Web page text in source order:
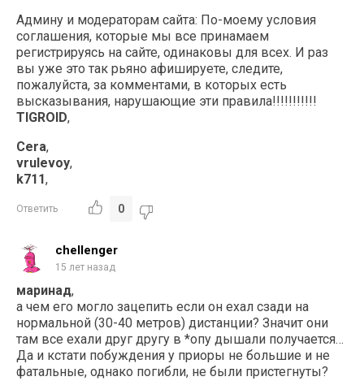
Админу и модераторам сайта: По-моему условия
соглашения, которые мы все принамаем
регистрируясь на сайте, одинаковы для всех. И раз
вы уже это так рьяно афишируете, следите,
пожалуйста, за комментами, в которых есть
высказывания, нарушающие эти правила!!!!!!!!!!!
TIGROID,
Cera,
vrulevoy,
k711,
Ответить 0
chellenger
15 лет назад
маринад,
а чем его могло зацепить если он ехал сзади на
нормальной (30-40 метров) дистанции? Значит они
там все ехали друг другу в *опу дышали получается…
Да и кстати побуждения у приоры не большие и не
фатальные, однако погибли, не были пристегнуты?